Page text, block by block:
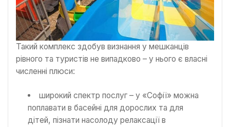
Такий комплекс здобув визнання у мешканців
рівного та туристів не випадково – у нього є власні
численні плюси:
широкий спектр послуг – у «Софії» можна
поплавати в басейні для дорослих та для
дітей, пізнати насолоду релаксації в